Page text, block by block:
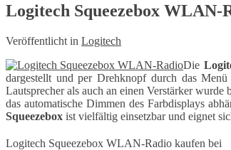
Logitech Squeezebox WLAN-
Veröffentlicht in Logitech
Die
dargestellt und per Drehknopf durch das
Lautsprecher als auch an einen Verstärker
das automatische Dimmen des Farbdisplays
Squeezebox ist vielfältig einsetzbar und eignet
Logitech Squeezebox WLAN-Radio kaufen bei